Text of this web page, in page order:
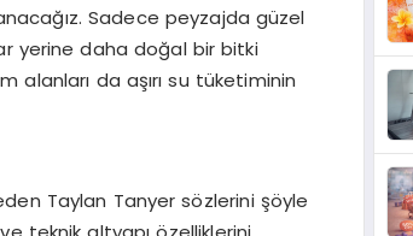
Sadece peyzajda güzel
yerine daha doğal bir bitki
alanları da aşırı su tüketiminin
Taylan Tanyer sözlerini şöyle